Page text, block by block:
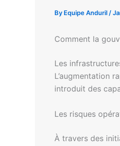
By Equipe Anduril /
Comment la
Les
L’augmentation
introduit des
Les risques
À travers des